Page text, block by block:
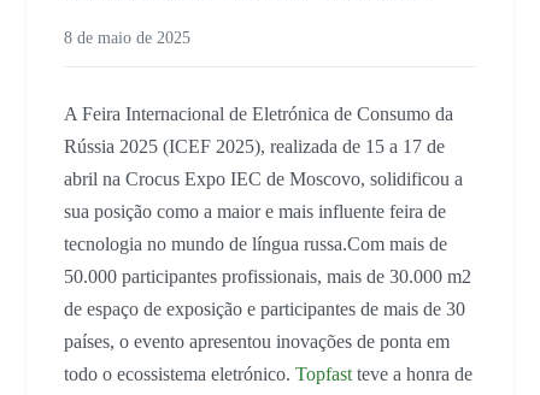
8 de maio de 2025
A Feira Internacional de Eletrónica de Consumo da
Rússia 2025 (ICEF 2025), realizada de 15 a 17 de
abril na Crocus Expo IEC de Moscovo, solidificou a
sua posição como a maior e mais influente feira de
tecnologia no mundo de língua russa.Com mais de
50.000 participantes profissionais, mais de 30.000 m2
de espaço de exposição e participantes de mais de 30
países, o evento apresentou inovações de ponta em
todo o ecossistema eletrónico. Topfastteve a honra de